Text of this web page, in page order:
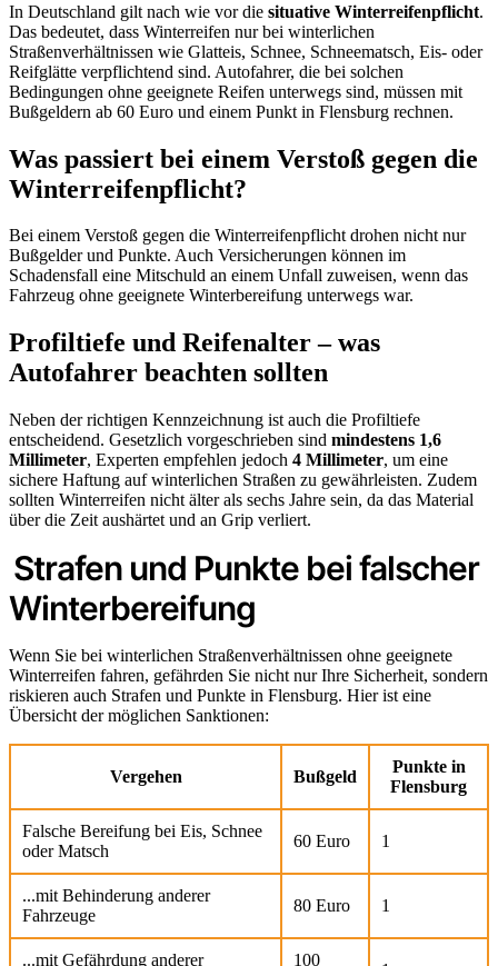
In Deutschland gilt nach wie vor die situative Winterreifenpflicht.
Das bedeutet, dass Winterreifen nur bei winterlichen
Straßenverhältnissen wie Glatteis, Schnee, Schneematsch, Eis- oder
Reifglätte verpflichtend sind. Autofahrer, die bei solchen
Bedingungen ohne geeignete Reifen unterwegs sind, müssen mit
Bußgeldern ab 60 Euro und einem Punkt in Flensburg rechnen.
Was passiert bei einem Verstoß gegen die
Winterreifenpflicht?
Bei einem Verstoß gegen die Winterreifenpflicht drohen nicht nur
Bußgelder und Punkte. Auch Versicherungen können im
Schadensfall eine Mitschuld an einem Unfall zuweisen, wenn das
Fahrzeug ohne geeignete Winterbereifung unterwegs war.
Profiltiefe und Reifenalter – was
Autofahrer beachten sollten
Neben der richtigen Kennzeichnung ist auch die Profiltiefe
entscheidend. Gesetzlich vorgeschrieben sind mindestens 1,6
Millimeter, Experten empfehlen jedoch 4 Millimeter, um eine
sichere Haftung auf winterlichen Straßen zu gewährleisten. Zudem
sollten Winterreifen nicht älter als sechs Jahre sein, da das Material
über die Zeit aushärtet und an Grip verliert.
Strafen und Punkte bei falscher
Winterbereifung
Wenn Sie bei winterlichen Straßenverhältnissen ohne geeignete
Winterreifen fahren, gefährden Sie nicht nur Ihre Sicherheit, sondern
riskieren auch Strafen und Punkte in Flensburg. Hier ist eine
Übersicht der möglichen Sanktionen:
Vergehen Bußgeld
Punkte in
Flensburg
Falsche Bereifung bei Eis, Schnee
oder Matsch
60 Euro 1
...mit Behinderung anderer
Fahrzeuge
80 Euro 1
...mit Gefährdung anderer 100